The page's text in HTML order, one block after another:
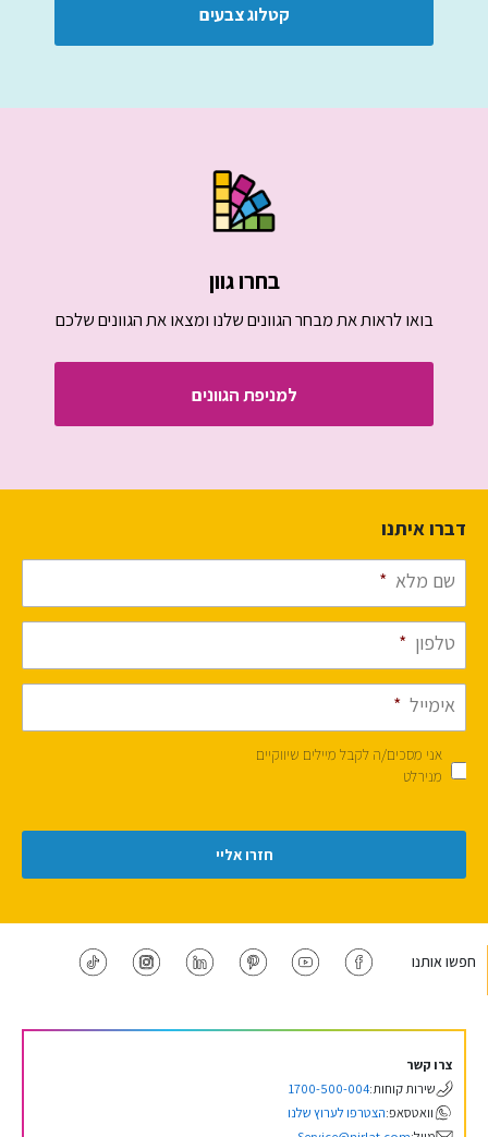
קטלוג צבעים
בחרו גוון
בואו לראות את מבחר הגוונים שלנו ומצאו את הגוונים שלכם
למניפת הגוונים
דברו איתנו
שם מלא *
טלפון *
אימייל *
אני מסכים/ה לקבל מיילים שיווקיים
מנירלט
חפשו אותנו
צרו קשר
שירות קוחות:1700-500-004
וואטסאפ:הצטרפו לערוץ שלנו